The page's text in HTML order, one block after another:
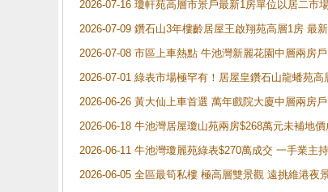
2026-07-16 瓊軒苑高層市景戶最新1房單位以居二市
2026-07-09 鑽石山3年樓齡居屋王啟翔苑高層1房 最
2026-07-08 市區上車熱點 牛池灣新麗花園中層兩房
2026-07-01 綠表市場極罕有！居屋皇鑽石山龍蟠苑
2026-06-26 黃大仙上車首選 萬年戲院大廈中層兩房
2026-06-18 牛池灣居屋瓊山苑兩房$268萬元未補地
2026-06-11 牛池灣瓊麗苑綠表$270萬成交 一手業主
2026-06-05 全區最筍私樓 極高層雙景觀 遠挑維港夜